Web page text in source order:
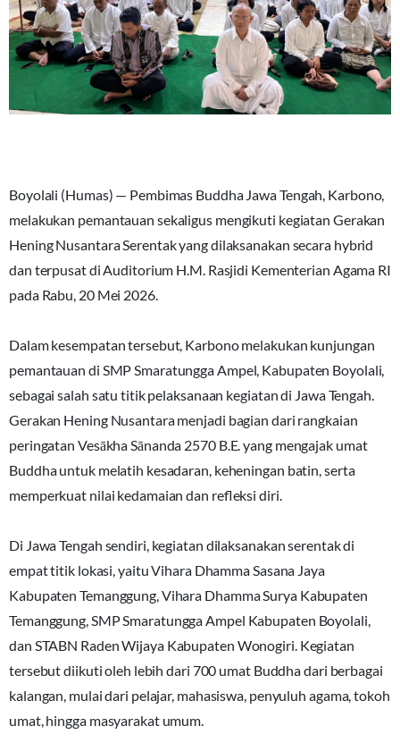
‎Boyolali (Humas) — Pembimas Buddha Jawa Tengah, Karbono,
melakukan pemantauan sekaligus mengikuti kegiatan Gerakan
Hening Nusantara Serentak yang dilaksanakan secara hybrid
dan terpusat di Auditorium H.M. Rasjidi Kementerian Agama RI
pada Rabu, 20 Mei 2026.
‎Dalam kesempatan tersebut, Karbono melakukan kunjungan
pemantauan di SMP Smaratungga Ampel, Kabupaten Boyolali,
sebagai salah satu titik pelaksanaan kegiatan di Jawa Tengah.
Gerakan Hening Nusantara menjadi bagian dari rangkaian
peringatan Vesākha Sānanda 2570 B.E. yang mengajak umat
Buddha untuk melatih kesadaran, keheningan batin, serta
memperkuat nilai kedamaian dan refleksi diri.
‎Di Jawa Tengah sendiri, kegiatan dilaksanakan serentak di
empat titik lokasi, yaitu Vihara Dhamma Sasana Jaya
Kabupaten Temanggung, Vihara Dhamma Surya Kabupaten
Temanggung, SMP Smaratungga Ampel Kabupaten Boyolali,
dan STABN Raden Wijaya Kabupaten Wonogiri. Kegiatan
tersebut diikuti oleh lebih dari 700 umat Buddha dari berbagai
kalangan, mulai dari pelajar, mahasiswa, penyuluh agama, tokoh
umat, hingga masyarakat umum.